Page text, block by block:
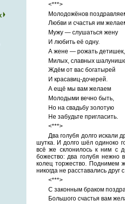
<***>
Молодожёнов
Любви и счастья им
Мужу — слушаться жену
И любить её одну.
А жене — рожать детишек,
Милых, славных
Ждём от вас богатырей
И красавиц-дочерей.
А ещё мы вам желаем
Молодыми вечно быть,
Но на свадьбу золотую
Не забудьте пригласить.
<***>
Два голубя долго искали
шутка. И долго шёл одиноко
всё же склонилось к ним с
божество: два голубя нежно
колец торжество. Поднимем
никогда не расставались
<***>
С законным браком
Большого счастья вам